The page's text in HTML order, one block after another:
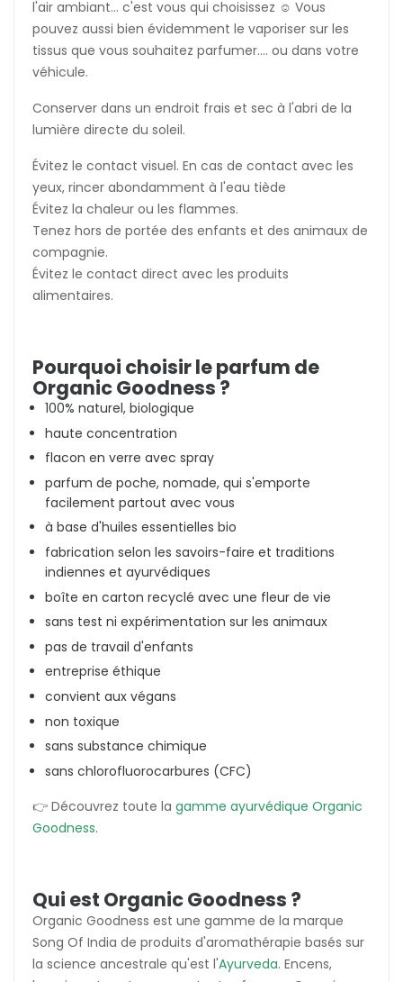
l'air ambiant... c'est vous qui choisissez ☺️ Vous
pouvez aussi bien évidemment le vaporiser sur les
tissus que vous souhaitez parfumer.... ou dans votre
véhicule.
Conserver dans un endroit frais et sec à l'abri de la
lumière directe du soleil.
Évitez le contact visuel. En cas de contact avec les
yeux, rincer abondamment à l'eau tiède
Évitez la chaleur ou les flammes.
Tenez hors de portée des enfants et des animaux de
compagnie.
Évitez le contact direct avec les produits
alimentaires.
Pourquoi choisir le parfum de
Organic Goodness ?
100% naturel, biologique
haute concentration
flacon en verre avec spray
parfum de poche, nomade, qui s'emporte
facilement partout avec vous
à base d'huiles essentielles bio
fabrication selon les savoirs-faire et traditions
indiennes et ayurvédiques
boîte en carton recyclé avec une fleur de vie
sans test ni expérimentation sur les animaux
pas de travail d'enfants
entreprise éthique
convient aux végans
non toxique
sans substance chimique
sans chlorofluorocarbures (CFC)
👉 Découvrez toute la gamme ayurvédique Organic
Goodness.
Qui est Organic Goodness ?
Organic Goodness est une gamme de la marque
Song Of India de produits d'aromathérapie basés sur
la science ancestrale qu'est l'Ayurveda. Encens,